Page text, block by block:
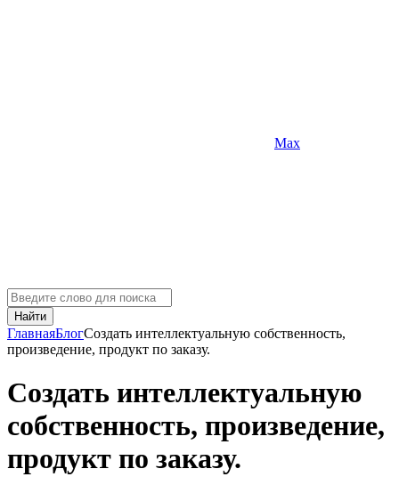
Max
Найти
ГлавнаяБлогСоздать интеллектуальную собственность,
произведение, продукт по заказу.
Создать интеллектуальную
собственность, произведение,
продукт по заказу.